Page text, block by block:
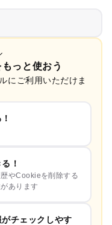
っと使おう
にご利用いただけま
！
やCookieを削除する
あります
チェックしやす